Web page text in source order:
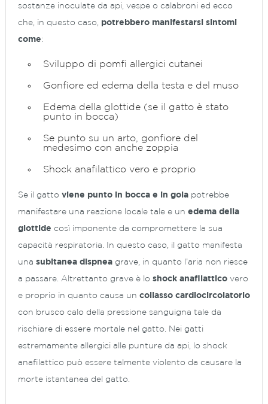
sostanze inoculate da api, vespe o calabroni ed ecco
che, in questo caso, potrebbero manifestarsi sintomi
come:
Sviluppo di pomfi allergici cutanei
Gonfiore ed edema della testa e del muso
Edema della glottide (se il gatto è stato
punto in bocca)
Se punto su un arto, gonfiore del
medesimo con anche zoppia
Shock anafilattico vero e proprio
Se il gatto viene punto in bocca e in gola potrebbe
manifestare una reazione locale tale e un edema della
glottide così imponente da compromettere la sua
capacità respiratoria. In questo caso, il gatto manifesta
una subitanea dispnea grave, in quanto l’aria non riesce
a passare. Altrettanto grave è lo shock anafilattico vero
e proprio in quanto causa un collasso cardiocircolatorio
con brusco calo della pressione sanguigna tale da
rischiare di essere mortale nel gatto. Nei gatti
estremamente allergici alle punture da api, lo shock
anafilattico può essere talmente violento da causare la
morte istantanea del gatto.